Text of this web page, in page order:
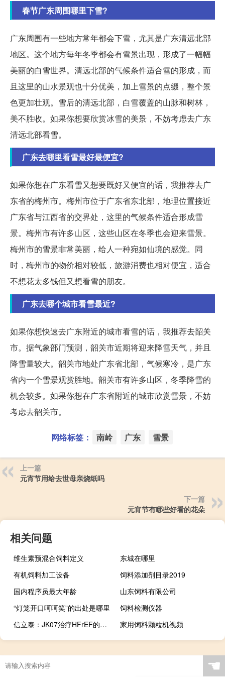
春节广东周围哪里下雪?
广东周围有一些地方常年都会下雪，尤其是广东清远北部
地区。这个地方每年冬季都会有雪景出现，形成了一幅幅
美丽的白雪世界。清远北部的气候条件适合雪的形成，而
且这里的山水景观也十分优美，加上雪景的点缀，整个景
色更加壮观。雪后的清远北部，白雪覆盖的山脉和树林，
美不胜收。如果你想要欣赏冰雪的美景，不妨考虑去广东
清远北部看雪。
广东去哪里看雪最好最便宜?
如果你想在广东看雪又想要既好又便宜的话，我推荐去广
东省的梅州市。梅州市位于广东省东北部，地理位置接近
广东省与江西省的交界处，这里的气候条件适合形成雪
景。梅州市有许多山区，这些山区在冬季也会迎来雪景。
梅州市的雪景非常美丽，给人一种宛如仙境的感觉。同
时，梅州市的物价相对较低，旅游消费也相对便宜，适合
不想花太多钱但又想看雪的朋友。
广东去哪个城市看雪最近?
如果你想快速去广东附近的城市看雪的话，我推荐去韶关
市。据气象部门预测，韶关市近期将迎来降雪天气，并且
降雪量较大。韶关市地处广东省北部，气候寒冷，是广东
省内一个雪景观赏胜地。韶关市有许多山区，冬季降雪的
机会较多。如果你想在广东省附近的城市欣赏雪景，不妨
考虑去韶关市。
网络标签： 南岭 广东 雪景
上一篇
元宵节用给去世母亲烧纸吗
下一篇
元宵节有哪些好看的花朵
相关问题
维生素预混合饲料定义
东城在哪里
有机饲料加工设备
饲料添加剂目录2019
国内程序员最大年龄
山东饲料有限公司
“灯笼开口呵呵笑”的出处是哪里
饲料检测仪器
信立泰：JK07治疗HFrEF的美国Ib期临床试验积极数据公布
家用饲料颗粒机视频
☚